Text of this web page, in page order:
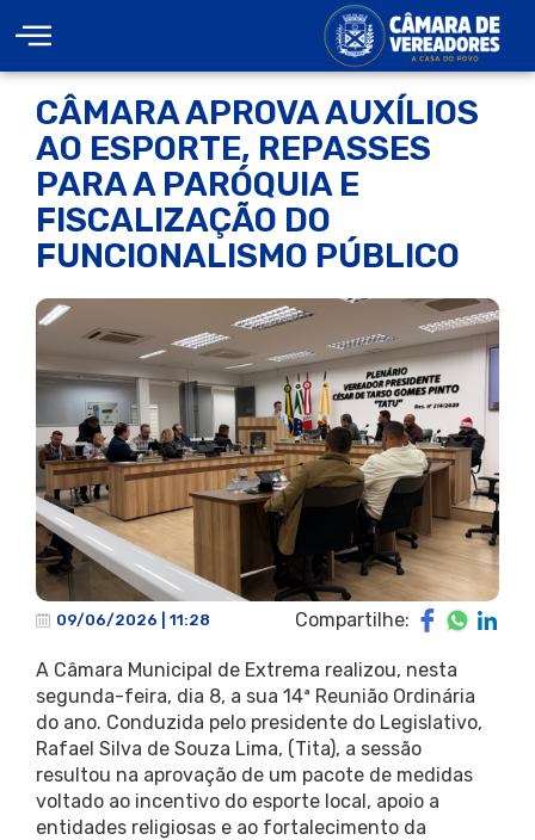
CÂMARA APROVA AUXÍLIOS
AO ESPORTE, REPASSES
PARA A PARÓQUIA E
FISCALIZAÇÃO DO
FUNCIONALISMO PÚBLICO
09/06/2026 | 11:28 Compartilhe:
A Câmara Municipal de Extrema realizou, nesta
segunda-feira, dia 8, a sua 14ª Reunião Ordinária
do ano. Conduzida pelo presidente do Legislativo,
Rafael Silva de Souza Lima, (Tita), a sessão
resultou na aprovação de um pacote de medidas
voltado ao incentivo do esporte local, apoio a
entidades religiosas e ao fortalecimento da